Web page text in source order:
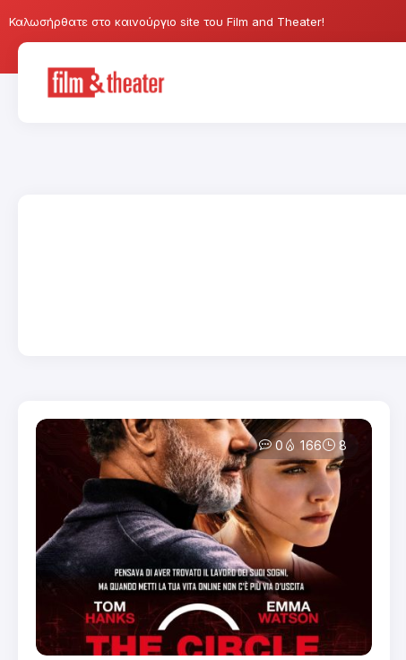
Καλωσήρθατε στο καινούργιο site του Film and Theater!
0 166 8